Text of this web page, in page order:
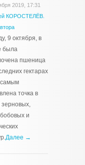
2019, 17:31
КОРОСТЕЛЁВ.
9 октября, в
была
пшеница
гектарах
точка в
зерновых,
и
Далее →